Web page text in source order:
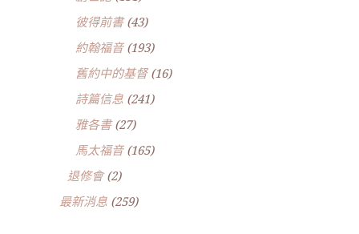
彼得前書(43)
約翰福音(193)
舊約中的基督(16)
詩篇信息 (241)
雅各書(27)
馬太福音(165)
退修會(2)
最新消息 (259)